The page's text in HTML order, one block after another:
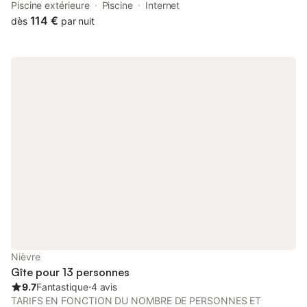
Piscine extérieure
Piscine
Internet
dès 114 € par nuit
Nièvre
Gîte pour 13 personnes
9.7Fantastique⋅4 avis
TARIFS EN FONCTION DU NOMBRE DE PERSONNES ET